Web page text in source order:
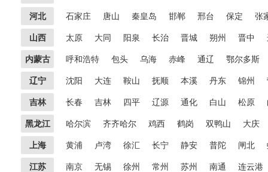
河北 石家庄 唐山 秦皇岛 邯郸 邢台 保定 张
山西 太原 大同 阳泉 长治 晋城 朔州 晋中
内蒙古 呼和浩特 包头 乌海 赤峰 通辽 鄂尔多斯
辽宁 沈阳 大连 鞍山 抚顺 本溪 丹东 锦州
吉林 长春 吉林 四平 辽源 通化 白山 松原
黑龙江 哈尔滨 齐齐哈尔 鸡西 鹤岗 双鸭山 大庆
上海 黄浦 卢湾 徐汇 长宁 静安 普陀 闸北
江苏 南京 无锡 徐州 常州 苏州 南通 连云港